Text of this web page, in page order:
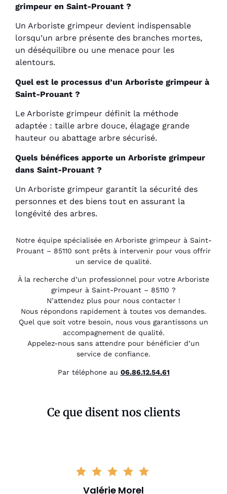
grimpeur en Saint-Prouant ?
Un Arboriste grimpeur devient indispensable
lorsqu’un arbre présente des branches mortes,
un déséquilibre ou une menace pour les
alentours.
Quel est le processus d’un Arboriste grimpeur à
Saint-Prouant ?
Le Arboriste grimpeur définit la méthode
adaptée : taille arbre douce, élagage grande
hauteur ou abattage arbre sécurisé.
Quels bénéfices apporte un Arboriste grimpeur
dans Saint-Prouant ?
Un Arboriste grimpeur garantit la sécurité des
personnes et des biens tout en assurant la
longévité des arbres.
Notre équipe spécialisée en Arboriste grimpeur à Saint-
Prouant – 85110 sont prêts à intervenir pour vous offrir
un service de qualité.
À la recherche d’un professionnel pour votre Arboriste
grimpeur à Saint-Prouant – 85110 ?
N’attendez plus pour nous contacter !
Nous répondons rapidement à toutes vos demandes.
Quel que soit votre besoin, nous vous garantissons un
accompagnement de qualité.
Appelez-nous sans attendre pour bénéficier d’un
service de confiance.
Par téléphone au 06.86.12.54.61
Ce que disent nos clients
Valérie Morel